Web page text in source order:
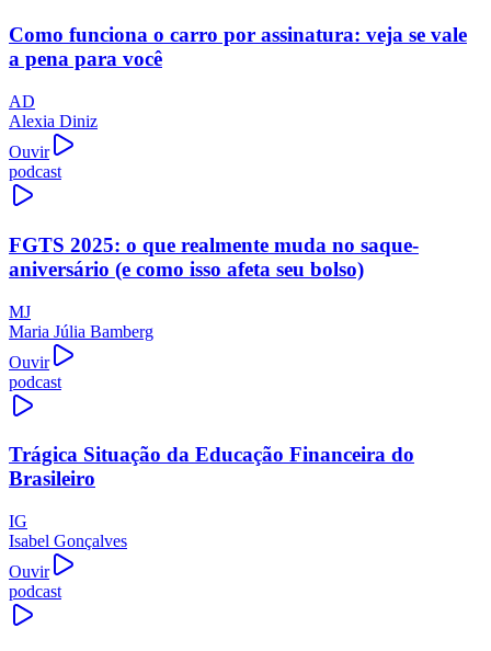
Como funciona o carro por assinatura: veja se vale
a pena para você
AD
Alexia Diniz
Ouvir
podcast
FGTS 2025: o que realmente muda no saque-
aniversário (e como isso afeta seu bolso)
MJ
Maria Júlia Bamberg
Ouvir
podcast
Trágica Situação da Educação Financeira do
Brasileiro
IG
Isabel Gonçalves
Ouvir
podcast